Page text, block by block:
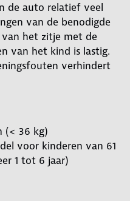
de auto relatief veel
van de benodigde
het zitje met de
van het kind is lastig.
verhindert
(< 36 kg)
voor kinderen van 61
1 tot 6 jaar)